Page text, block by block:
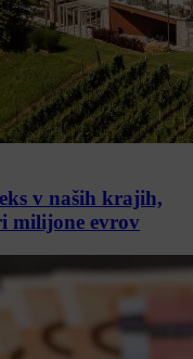
v naših krajih,
milijone evrov